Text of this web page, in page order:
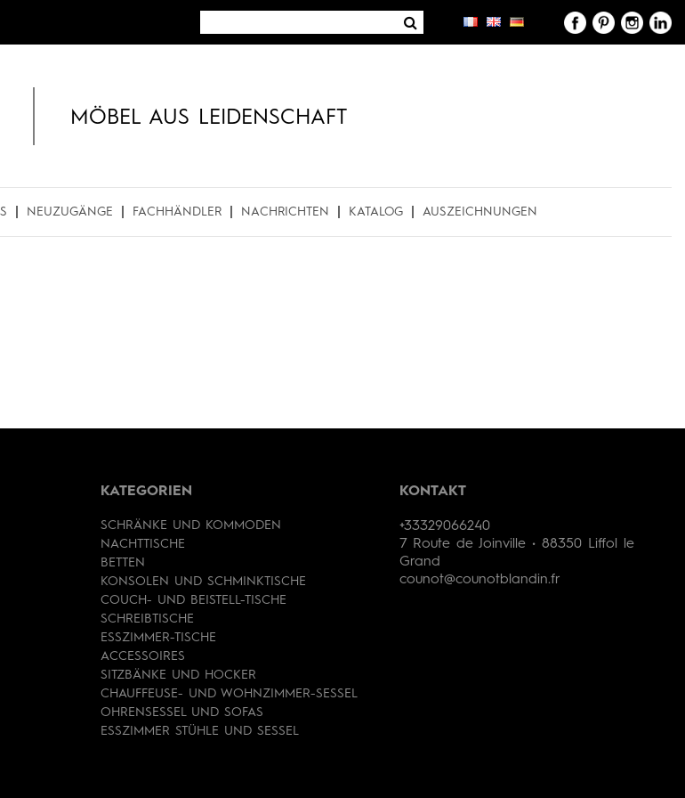
MÖBEL AUS LEIDENSCHAFT
NEUZUGÄNGE FACHHÄNDLER NACHRICHTEN KATALOG AUSZEICHNUNGEN
KATEGORIEN
SCHRÄNKE UND KOMMODEN
NACHTTISCHE
BETTEN
KONSOLEN UND SCHMINKTISCHE
COUCH- UND BEISTELL-TISCHE
SCHREIBTISCHE
ESSZIMMER-TISCHE
ACCESSOIRES
SITZBÄNKE UND HOCKER
CHAUFFEUSE- UND WOHNZIMMER-SESSEL
OHRENSESSEL UND SOFAS
ESSZIMMER STÜHLE UND SESSEL
KONTAKT
+33329066240
7 Route de Joinville • 88350 Liffol le
Grand
counot@counotblandin.fr